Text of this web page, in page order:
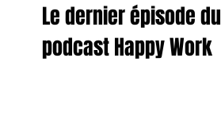
Le dernier épisode du
podcast Happy Work